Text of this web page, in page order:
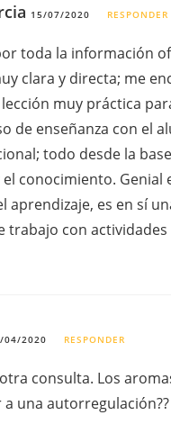
15/07/2020 RESPONDER
toda la información
clara y directa; me
muy práctica
de enseñanza con el
todo desde la
conocimiento. Genial
aprendizaje, es en sí
trabajo con actividades
04/2020 RESPONDER
consulta. Los
una autorregulación??